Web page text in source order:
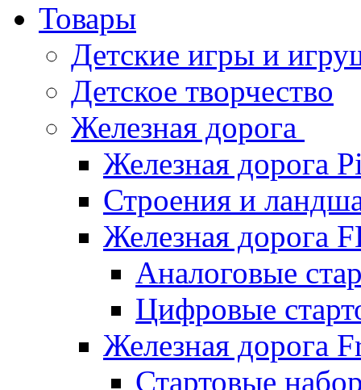
Товары
Детские игры и
Детское творчество
Железная дорога
Железная дорога
Строения и
Железная дорога
Аналоговые
Цифровые
Железная дорога
Стартовые